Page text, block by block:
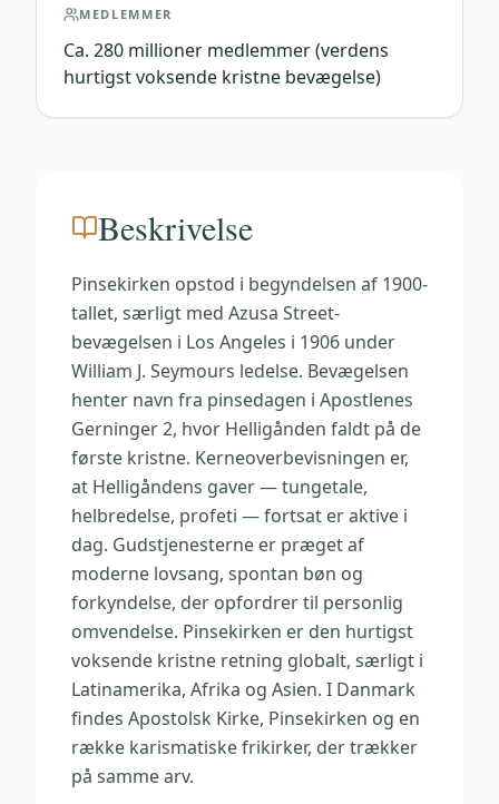
MEDLEMMER
Ca. 280 millioner medlemmer (verdens
hurtigst voksende kristne bevægelse)
Beskrivelse
Pinsekirken opstod i begyndelsen af 1900-
tallet, særligt med Azusa Street-
bevægelsen i Los Angeles i 1906 under
William J. Seymours ledelse. Bevægelsen
henter navn fra pinsedagen i Apostlenes
Gerninger 2, hvor Helligånden faldt på de
første kristne. Kerneoverbevisningen er,
at Helligåndens gaver — tungetale,
helbredelse, profeti — fortsat er aktive i
dag. Gudstjenesterne er præget af
moderne lovsang, spontan bøn og
forkyndelse, der opfordrer til personlig
omvendelse. Pinsekirken er den hurtigst
voksende kristne retning globalt, særligt i
Latinamerika, Afrika og Asien. I Danmark
findes Apostolsk Kirke, Pinsekirken og en
række karismatiske frikirker, der trækker
på samme arv.